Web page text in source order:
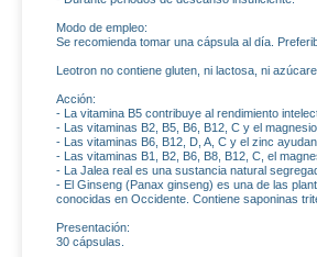
Modo de empleo:
Se recomienda tomar una cápsula al día.
Leotron no contiene gluten, ni lactosa, ni
Acción:
- La vitamina B5 contribuye al rendimiento
- Las vitaminas B2, B5, B6, B12, C y el
- Las vitaminas B6, B12, D, A, C y el zinc
- Las vitaminas B1, B2, B6, B8, B12, C, el
- La Jalea real es una sustancia natural
- El Ginseng (Panax ginseng) es una de las
conocidas en Occidente. Contiene saponinas
Presentación:
30 cápsulas.